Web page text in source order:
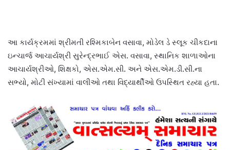
આ કાર્યક્રમમાં શ્રીમતી રશ્મિકાબેન વસાવા, મોડેલ ડે સ્લૂક ચીકદાના
ઇન્ચાર્જ આચાર્યશ્રી સુરેન્દ્રભાઈ એસ. વસાવા, સ્થાનિક શાળાઓના
આચાર્યશ્રીઓ, શિક્ષકો, એસ.એમ.સી. અને એસ.એમ.ડી.સી.ના
સભ્યો, મોટી સંખ્યામાં વાલીઓ તથા વિદ્યાર્થીઓ ઉપસ્થિત રહ્યા હતા.